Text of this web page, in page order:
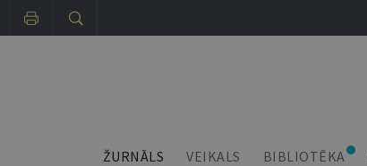
ŽURNĀLS VEIKALS BIBLIOTĒKA